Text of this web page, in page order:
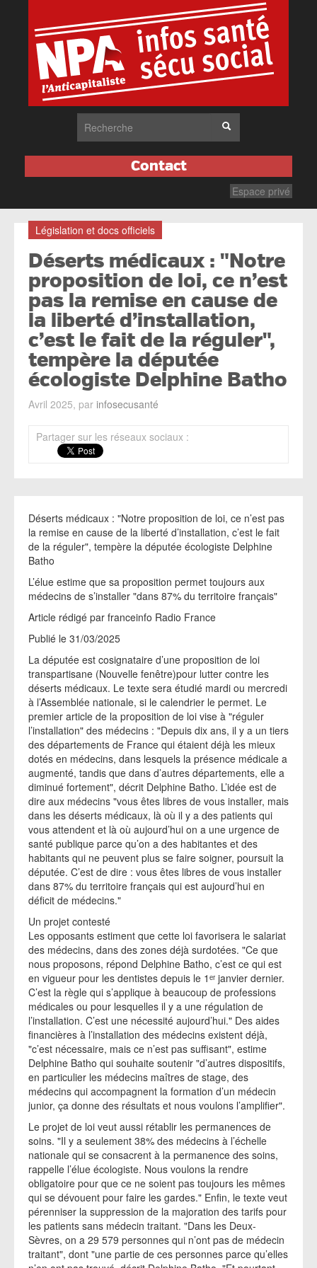
Contact
Espace privé
Législation et docs officiels
Déserts médicaux : "Notre
proposition de loi, ce n’est
pas la remise en cause de
la liberté d’installation,
c’est le fait de la réguler",
tempère la députée
écologiste Delphine Batho
Avril 2025, par infosecusanté
Partager sur les réseaux sociaux :
Déserts médicaux : "Notre proposition de loi, ce n’est pas
la remise en cause de la liberté d’installation, c’est le fait
de la réguler", tempère la députée écologiste Delphine
Batho
L’élue estime que sa proposition permet toujours aux
médecins de s’installer "dans 87% du territoire français"
Article rédigé par franceinfo Radio France
Publié le 31/03/2025
La députée est cosignataire d’une proposition de loi
transpartisane (Nouvelle fenêtre)pour lutter contre les
déserts médicaux. Le texte sera étudié mardi ou mercredi
à l’Assemblée nationale, si le calendrier le permet. Le
premier article de la proposition de loi vise à "réguler
l’installation" des médecins : "Depuis dix ans, il y a un tiers
des départements de France qui étaient déjà les mieux
dotés en médecins, dans lesquels la présence médicale a
augmenté, tandis que dans d’autres départements, elle a
diminué fortement", décrit Delphine Batho. L’idée est de
dire aux médecins "vous êtes libres de vous installer, mais
dans les déserts médicaux, là où il y a des patients qui
vous attendent et là où aujourd’hui on a une urgence de
santé publique parce qu’on a des habitantes et des
habitants qui ne peuvent plus se faire soigner, poursuit la
députée. C’est de dire : vous êtes libres de vous installer
dans 87% du territoire français qui est aujourd’hui en
déficit de médecins."
Un projet contesté
Les opposants estiment que cette loi favorisera le salariat
des médecins, dans des zones déjà surdotées. "Ce que
nous proposons, répond Delphine Batho, c’est ce qui est
en vigueur pour les dentistes depuis le 1ᵉʳ janvier dernier.
C’est la règle qui s’applique à beaucoup de professions
médicales ou pour lesquelles il y a une régulation de
l’installation. C’est une nécessité aujourd’hui." Des aides
financières à l’installation des médecins existent déjà,
"c’est nécessaire, mais ce n’est pas suffisant", estime
Delphine Batho qui souhaite soutenir "d’autres dispositifs,
en particulier les médecins maîtres de stage, des
médecins qui accompagnent la formation d’un médecin
junior, ça donne des résultats et nous voulons l’amplifier".
Le projet de loi veut aussi rétablir les permanences de
soins. "Il y a seulement 38% des médecins à l’échelle
nationale qui se consacrent à la permanence des soins,
rappelle l’élue écologiste. Nous voulons la rendre
obligatoire pour que ce ne soient pas toujours les mêmes
qui se dévouent pour faire les gardes." Enfin, le texte veut
pérenniser la suppression de la majoration des tarifs pour
les patients sans médecin traitant. "Dans les Deux-
Sèvres, on a 29 579 personnes qui n’ont pas de médecin
traitant", dont "une partie de ces personnes parce qu’elles